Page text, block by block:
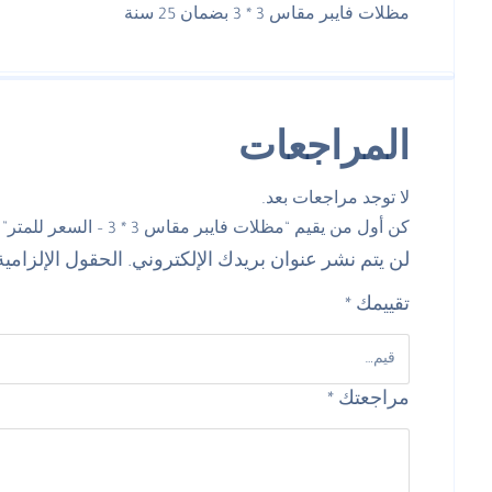
مظلات فايبر مقاس 3 * 3 بضمان 25 سنة
المراجعات
لا توجد مراجعات بعد.
كن أول من يقيم “مظلات فايبر مقاس 3 * 3 – السعر للمتر”
لن يتم نشر عنوان بريدك الإلكتروني. الحقول
تقييمك *
مراجعتك *